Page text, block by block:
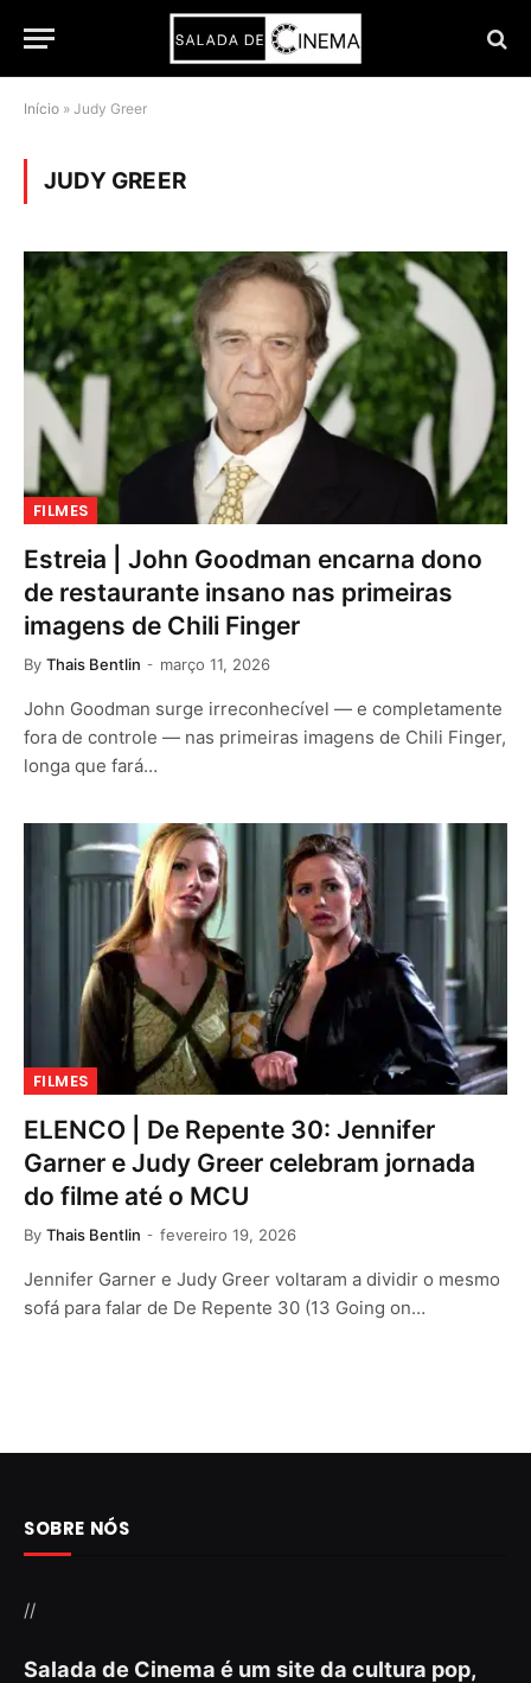
Início » Judy Greer
JUDY GREER
FILMES
Estreia | John Goodman encarna dono
de restaurante insano nas primeiras
imagens de Chili Finger
By Thais Bentlin março 11, 2026
John Goodman surge irreconhecível — e completamente
fora de controle — nas primeiras imagens de Chili Finger,
longa que fará…
FILMES
ELENCO | De Repente 30: Jennifer
Garner e Judy Greer celebram jornada
do filme até o MCU
By Thais Bentlin fevereiro 19, 2026
Jennifer Garner e Judy Greer voltaram a dividir o mesmo
sofá para falar de De Repente 30 (13 Going on…
SOBRE NÓS
//
Salada de Cinema é um site da cultura pop,